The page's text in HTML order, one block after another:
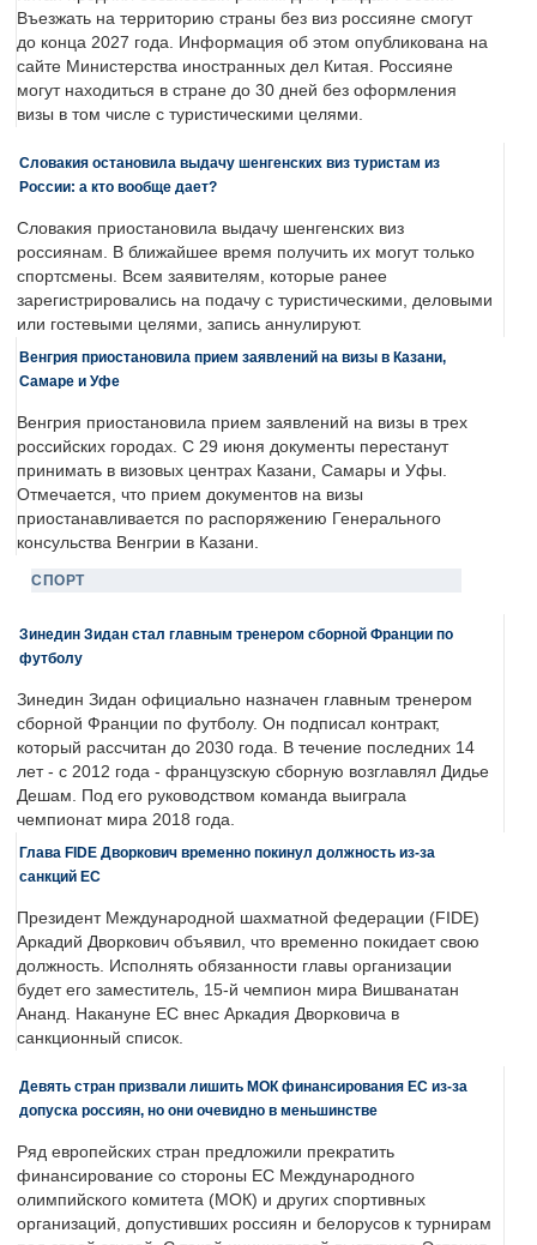
Въезжать на территорию страны без виз россияне смогут
до конца 2027 года. Информация об этом опубликована на
сайте Министерства иностранных дел Китая. Россияне
могут находиться в стране до 30 дней без оформления
визы в том числе с туристическими целями.
Словакия остановила выдачу шенгенских виз туристам из
России: а кто вообще дает?
Словакия приостановила выдачу шенгенских виз
россиянам. В ближайшее время получить их могут только
спортсмены. Всем заявителям, которые ранее
зарегистрировались на подачу с туристическими, деловыми
или гостевыми целями, запись аннулируют.
Венгрия приостановила прием заявлений на визы в Казани,
Самаре и Уфе
Венгрия приостановила прием заявлений на визы в трех
российских городах. С 29 июня документы перестанут
принимать в визовых центрах Казани, Самары и Уфы.
Отмечается, что прием документов на визы
приостанавливается по распоряжению Генерального
консульства Венгрии в Казани.
СПОРТ
Зинедин Зидан стал главным тренером сборной Франции по
футболу
Зинедин Зидан официально назначен главным тренером
сборной Франции по футболу. Он подписал контракт,
который рассчитан до 2030 года. В течение последних 14
лет - с 2012 года - французскую сборную возглавлял Дидье
Дешам. Под его руководством команда выиграла
чемпионат мира 2018 года.
Глава FIDE Дворкович временно покинул должность из-за
санкций ЕС
Президент Международной шахматной федерации (FIDE)
Аркадий Дворкович объявил, что временно покидает свою
должность. Исполнять обязанности главы организации
будет его заместитель, 15-й чемпион мира Вишванатан
Ананд. Накануне ЕС внес Аркадия Дворковича в
санкционный список.
Девять стран призвали лишить МОК финансирования ЕС из-за
допуска россиян, но они очевидно в меньшинстве
Ряд европейских стран предложили прекратить
финансирование со стороны ЕС Международного
олимпийского комитета (МОК) и других спортивных
организаций, допустивших россиян и белорусов к турнирам